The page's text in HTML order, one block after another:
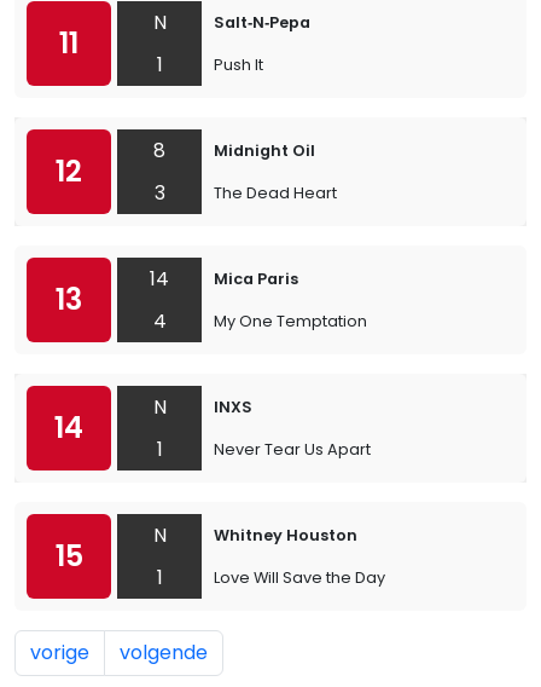
11
N
1
Salt‐N‐Pepa
Push It
12
8
3
Midnight Oil
The Dead Heart
13
14
4
Mica Paris
My One Temptation
14
N
1
INXS
Never Tear Us Apart
15
N
1
Whitney Houston
Love Will Save the Day
vorige volgende